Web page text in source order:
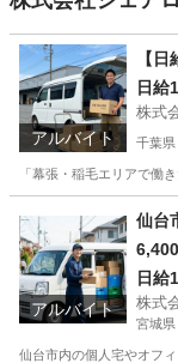
アルバイト
【
日給
株式
千葉
「幕張・稲毛エリアで働
ド
アルバイト
仙台
万〜
日給
株式
宮城
仙台市内の個人宅やオフ